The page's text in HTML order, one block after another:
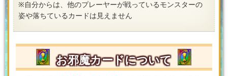
※自分からは、他のプレーヤーが戦っているモンスターの
姿や落ちているカードは見えません
お邪魔カードについて